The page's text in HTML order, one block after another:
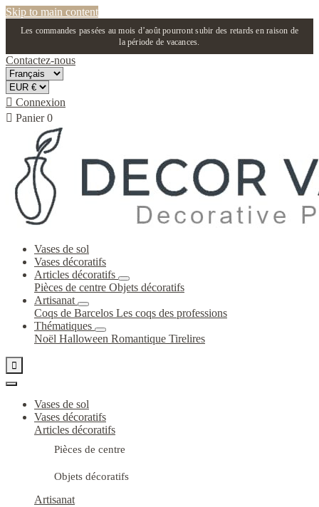
Skip to main content
Les commandes passées au mois d’août pourront subir des retards en raison de
la période de vacances.
Contactez-nous
 Connexion
 Panier 0
Vases de sol
Vases décoratifs
Articles décoratifs
Pièces de centre Objets décoratifs
Artisanat
Coqs de Barcelos Les coqs des professions
Thématiques
Noël Halloween Romantique Tirelires

Vases de sol
Vases décoratifs
Articles décoratifs
Pièces de centre
Objets décoratifs
Artisanat